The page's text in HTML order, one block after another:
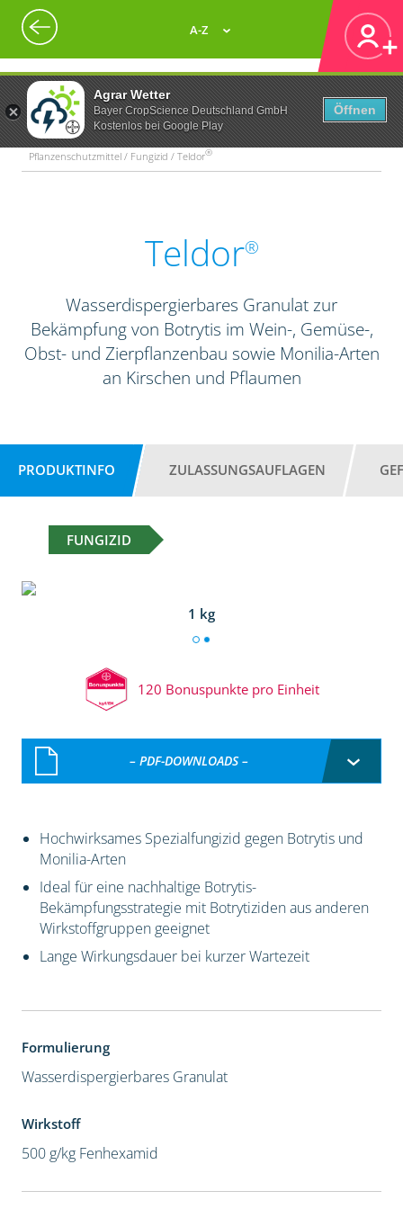
Agrar Wetter
Bayer CropScience Deutschland GmbH
Kostenlos bei Google Play
Öffnen
A-Z
Pflanzenschutzmittel / Fungizid / Teldor®
Teldor®
Wasserdispergierbares Granulat zur
Bekämpfung von Botrytis im Wein-, Gemüse-,
Obst- und Zierpflanzenbau sowie Monilia-Arten
an Kirschen und Pflaumen
PRODUKTINFO ZULASSUNGSAUFLAGEN
FUNGIZID
1 kg
120 Bonuspunkte pro Einheit
– PDF-DOWNLOADS –
Hochwirksames Spezialfungizid gegen Botrytis und
Monilia-Arten
Ideal für eine nachhaltige Botrytis-
Bekämpfungsstrategie mit Botrytiziden aus anderen
Wirkstoffgruppen geeignet
Lange Wirkungsdauer bei kurzer Wartezeit
Formulierung
Wasserdispergierbares Granulat
Wirkstoff
500 g/kg Fenhexamid